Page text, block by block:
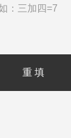
：三加四=7